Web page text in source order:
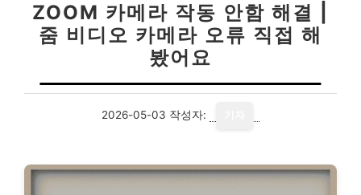
ZOOM 카메라 작동 안함 해결 |
줌 비디오 카메라 오류 직접 해
봤어요
2026-05-03 작성자: